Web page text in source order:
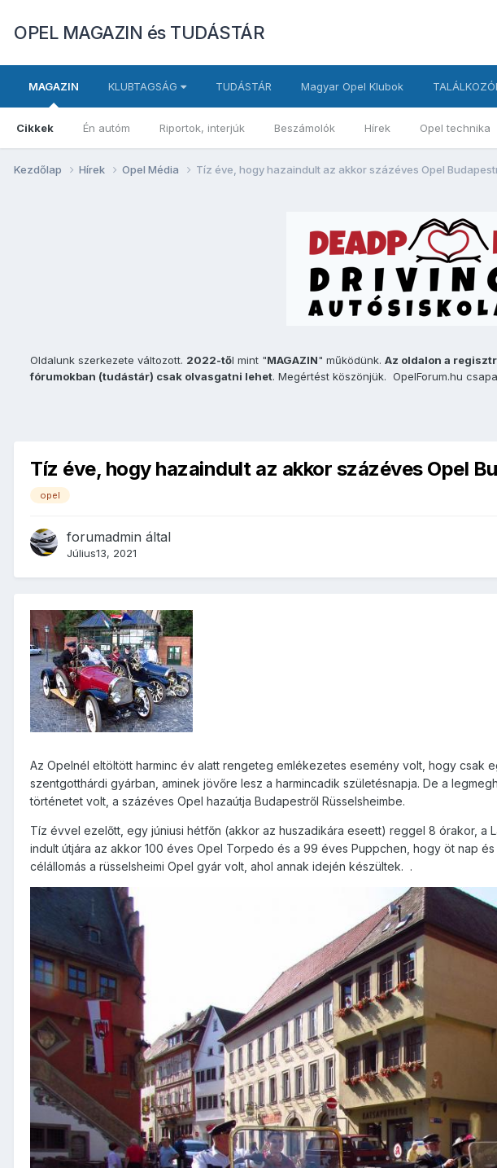
OPEL MAGAZIN és TUDÁSTÁR
MAGAZIN
Cikkek Én autóm Riportok, interjúk Beszámolók Hírek Opel technika
KLUBTAGSÁG TUDÁSTÁR Magyar Opel Klubok
Kezdőlap Hírek Opel Média Tíz éve, hogy hazaindult az akkor százéves Opel
Oldalunk szerkezete változott. 2022-től mint "MAGAZIN" működünk. Az oldalon a
fórumokban (tudástár) csak olvasgatni lehet. Megértést köszönjük. OpelForum.hu
Tíz éve, hogy hazaindult az akkor százéves Opel
opel
forumadmin által
Július13, 2021
Az Opelnél eltöltött harminc év alatt rengeteg emlékezetes esemény volt, hogy csak
szentgotthárdi gyárban, aminek jövőre lesz a harmincadik születésnapja. De a
történetet volt, a százéves Opel hazaútja Budapestről Rüsselsheimbe.
Tíz évvel ezelőtt, egy júniusi hétfőn (akkor az huszadikára eseett) reggel 8 órakor, a
indult útjára az akkor 100 éves Opel Torpedo és a 99 éves Puppchen, hogy öt nap
célállomás a rüsselsheimi Opel gyár volt, ahol annak idején készültek. .